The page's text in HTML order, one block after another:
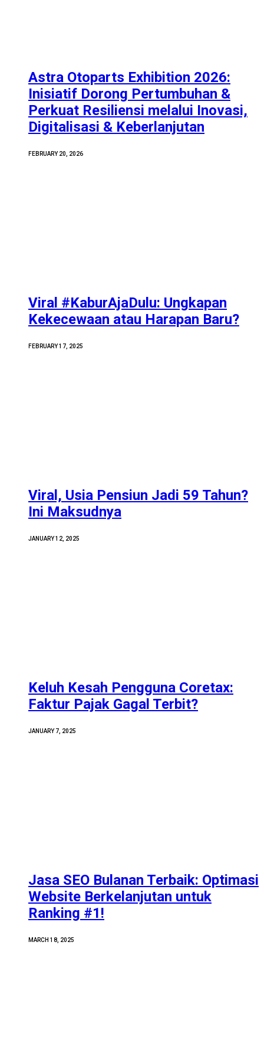
Astra Otoparts Exhibition 2026:
Inisiatif Dorong Pertumbuhan &
Perkuat Resiliensi melalui Inovasi,
Digitalisasi & Keberlanjutan
FEBRUARY 20, 2026
Viral #KaburAjaDulu: Ungkapan
Kekecewaan atau Harapan Baru?
FEBRUARY 17, 2025
Viral, Usia Pensiun Jadi 59 Tahun?
Ini Maksudnya
JANUARY 12, 2025
Keluh Kesah Pengguna Coretax:
Faktur Pajak Gagal Terbit?
JANUARY 7, 2025
Jasa SEO Bulanan Terbaik: Optimasi
Website Berkelanjutan untuk
Ranking #1!
MARCH 18, 2025